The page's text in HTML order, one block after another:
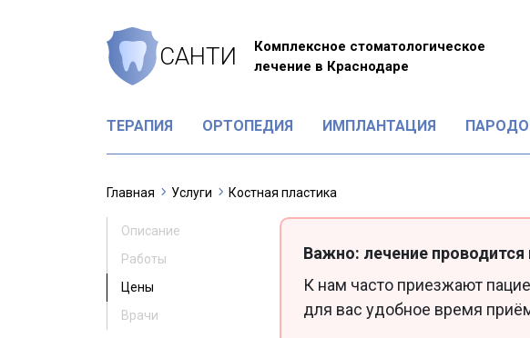
САНТИ
Комплексное стоматологическое
лечение в Краснодаре
ТЕРАПИЯ ОРТОПЕДИЯ ИМПЛАНТАЦИЯ
Главная Услуги Костная пластика
Описание
Работы
Цены
Врачи
Важно: лечение проводится
К нам часто приезжают
для вас удобное время